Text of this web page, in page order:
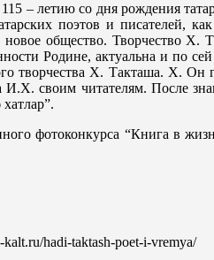
– летию со дня рождения
поэтов и
новое общество. Творчество
Родине, актуальна и по
творчества Х. Такташа. Х. Он
своим читателям. После
фотоконкурса “Книга в
kalt.ru/hadi-taktash-poet-i-vremya/